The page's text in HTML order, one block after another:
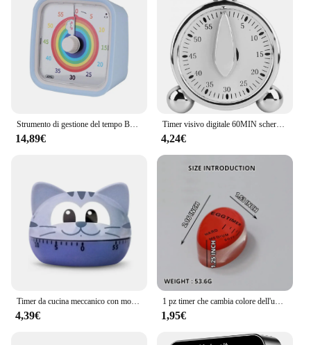
Strumento di gestione del tempo Bambini Promemoria per bambini Sveglia Temporizzatore visivo 60 minuti Timer per il conto alla rovescia decorativo simpatico cartone animato
14,89€
Timer visivo digitale 60MIN schermo LCD Timer per la produttività visiva Timer da cucina per forniture Homeschool studio insegnamento cucina
4,24€
Timer da cucina meccanico con motivo animale dei cartoni animati, sveglia da cucina, Timer stimolante per il conto alla rovescia, Timer per sala conferenze
4,39€
1 pz timer che cambia colore dell'uovo timer per uova in resina ecologica timer rosso strumenti simpatici uova sode e dure cottura
1,95€